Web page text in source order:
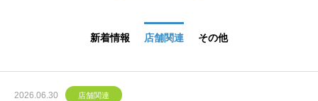
新着情報 店舗関連 その他
2026.06.30 店舗関連